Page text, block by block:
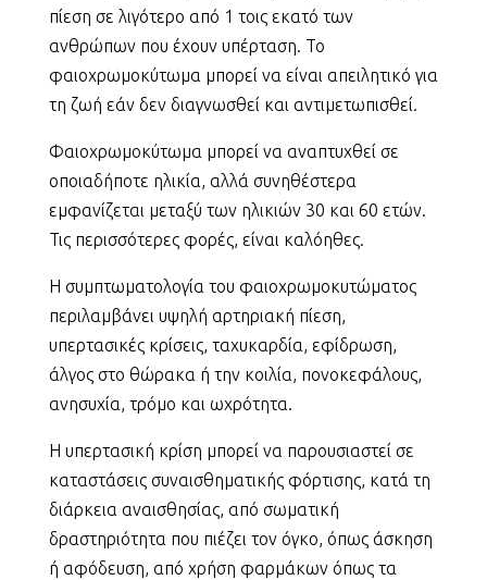
πίεση σε λιγότερο από 1 τοις εκατό των
ανθρώπων που έχουν υπέρταση. Το
φαιοχρωμοκύτωμα μπορεί να είναι απειλητικό για
τη ζωή εάν δεν διαγνωσθεί και αντιμετωπισθεί.
Φαιοχρωμοκύτωμα μπορεί να αναπτυχθεί σε
οποιαδήποτε ηλικία, αλλά συνηθέστερα
εμφανίζεται μεταξύ των ηλικιών 30 και 60 ετών.
Τις περισσότερες φορές, είναι καλόηθες.
Η συμπτωματολογία του φαιοχρωμοκυτώματος
περιλαμβάνει υψηλή αρτηριακή πίεση,
υπερτασικές κρίσεις, ταχυκαρδία, εφίδρωση,
άλγος στο θώρακα ή την κοιλία, πονοκεφάλους,
ανησυχία, τρόμο και ωχρότητα.
Η υπερτασική κρίση μπορεί να παρουσιαστεί σε
καταστάσεις συναισθηματικής φόρτισης, κατά τη
διάρκεια αναισθησίας, από σωματική
δραστηριότητα που πιέζει τον όγκο, όπως άσκηση
ή αφόδευση, από χρήση φαρμάκων όπως τα